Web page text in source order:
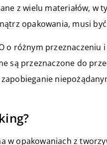
z wielu materiałów, w
opakowania, musi
o różnym przeznaczeniu
są przeznaczone do
w opakowaniach z